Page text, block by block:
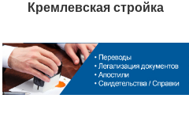
Кремлевская стройка